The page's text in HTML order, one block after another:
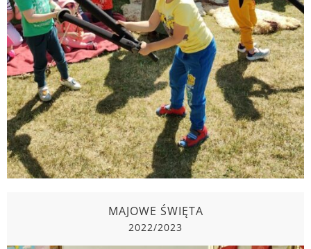
DZIEŃ DZIECKA
2022/2023
MAJOWE ŚWIĘTA
2022/2023